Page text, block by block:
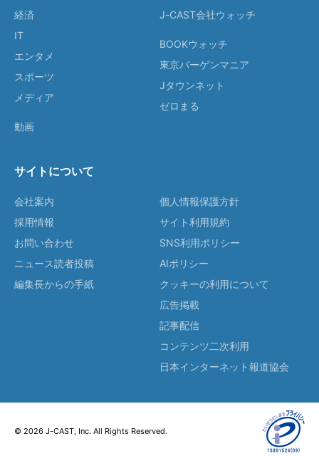
経済
IT
エンタメ
スポーツ
メディア
動画
J-CAST会社ウォッチ
BOOKウォッチ
東京バーゲンマニア
Jタウンネット
ゼロまる
サイトについて
会社案内
採用情報
お問い合わせ
ニュース読者投稿
編集長からの手紙
個人情報保護方針
サイト利用規約
SNS利用ポリシー
AIポリシー
クッキーの利用について
広告掲載
記事配信
コンテンツ二次利用
日本インターネット報道協会
© 2026 J-CAST, Inc. All Rights Reserved.